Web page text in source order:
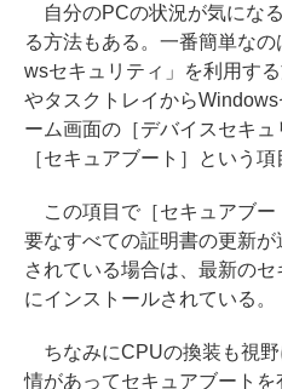
自分のPCの状況が気にな
る方法もある。一番簡単な
wsセキュリティ」を利用す
やタスクトレイから
ーム画面の［デバイスセキ
［セキュアブート］という項
この項目で［セキュアブー
要なすべての証明書の更新
されている場合は、最新の
にインストールされている。
ちなみにCPUの換装も視
情があってセキュアブート